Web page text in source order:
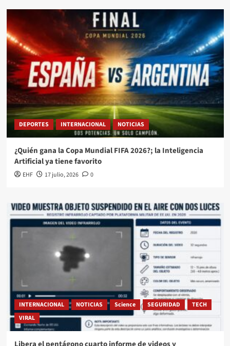
DEPORTES INTERNACIONAL NOTICIAS
¿Quién gana la Copa Mundial FIFA 2026?; la Inteligencia
Artificial ya tiene favorito
EHF 17 julio, 2026 0
INTERNACIONAL NOTICIAS Science SEGURIDAD
TECH
VIRAL